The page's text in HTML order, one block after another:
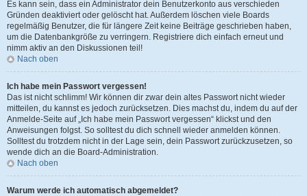
Es kann sein, dass ein Administrator dein Benutzerkonto aus verschieden
Gründen deaktiviert oder gelöscht hat. Außerdem löschen viele Boards
regelmäßig Benutzer, die für längere Zeit keine Beiträge geschrieben haben,
um die Datenbankgröße zu verringern. Registriere dich einfach erneut und
nimm aktiv an den Diskussionen teil!
Nach oben
Ich habe mein Passwort vergessen!
Das ist nicht schlimm! Wir können dir zwar dein altes Passwort nicht wieder
mitteilen, du kannst es jedoch zurücksetzen. Dies machst du, indem du auf der
Anmelde-Seite auf „Ich habe mein Passwort vergessen“ klickst und den
Anweisungen folgst. So solltest du dich schnell wieder anmelden können.
Solltest du trotzdem nicht in der Lage sein, dein Passwort zurückzusetzen, so
wende dich an die Board-Administration.
Nach oben
Warum werde ich automatisch abgemeldet?